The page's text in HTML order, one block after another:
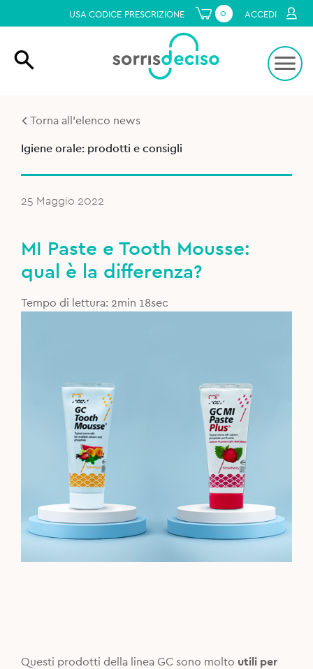
USA CODICE PRESCRIZIONE 0 ACCEDI
Torna all'elenco news
Igiene orale: prodotti e consigli
25 Maggio 2022
MI Paste e Tooth Mousse:
qual è la differenza?
Tempo di lettura: 2min 18sec
Questi prodotti della linea GC sono molto utili per